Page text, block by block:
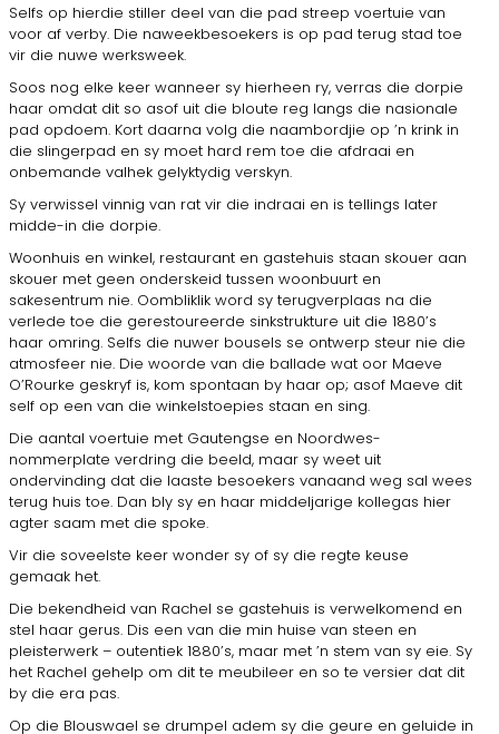
Selfs op hierdie stiller deel van die pad streep voertuie van
voor af verby. Die naweekbesoekers is op pad terug stad toe
vir die nuwe werksweek.
Soos nog elke keer wanneer sy hierheen ry, verras die dorpie
haar omdat dit so asof uit die bloute reg langs die nasionale
pad opdoem. Kort daarna volg die naambordjie op ’n krink in
die slingerpad en sy moet hard rem toe die afdraai en
onbemande valhek gelyktydig verskyn.
Sy verwissel vinnig van rat vir die indraai en is tellings later
midde-in die dorpie.
Woonhuis en winkel, restaurant en gastehuis staan skouer aan
skouer met geen onderskeid tussen woonbuurt en
sakesentrum nie. Oombliklik word sy terugverplaas na die
verlede toe die gerestoureerde sinkstrukture uit die 1880’s
haar omring. Selfs die nuwer bousels se ontwerp steur nie die
atmosfeer nie. Die woorde van die ballade wat oor Maeve
O’Rourke geskryf is, kom spontaan by haar op; asof Maeve dit
self op een van die winkelstoepies staan en sing.
Die aantal voertuie met Gautengse en Noordwes-
nommerplate verdring die beeld, maar sy weet uit
ondervinding dat die laaste besoekers vanaand weg sal wees
terug huis toe. Dan bly sy en haar middeljarige kollegas hier
agter saam met die spoke.
Vir die soveelste keer wonder sy of sy die regte keuse
gemaak het.
Die bekendheid van Rachel se gastehuis is verwelkomend en
stel haar gerus. Dis een van die min huise van steen en
pleisterwerk – outentiek 1880’s, maar met ’n stem van sy eie. Sy
het Rachel gehelp om dit te meubileer en so te versier dat dit
by die era pas.
Op die Blouswael se drumpel adem sy die geure en geluide in